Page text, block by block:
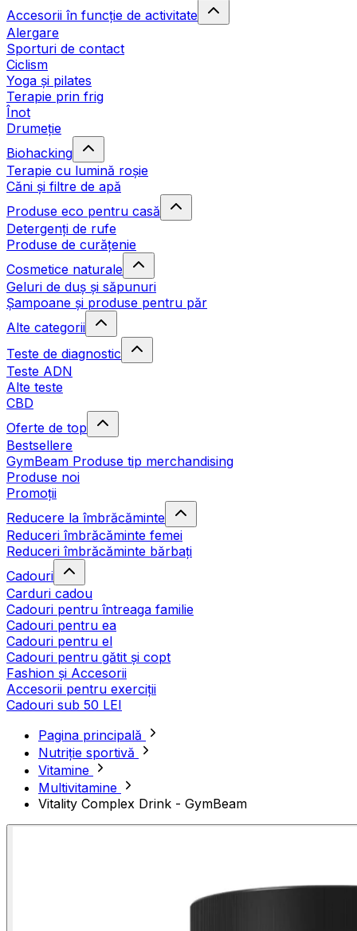
Accesorii în funcție de activitate
Alergare
Sporturi de contact
Ciclism
Yoga și pilates
Terapie prin frig
Înot
Drumeție
Biohacking
Terapie cu lumină roșie
Căni și filtre de apă
Produse eco pentru casă
Detergenți de rufe
Produse de curățenie
Cosmetice naturale
Geluri de duș și săpunuri
Șampoane și produse pentru păr
Alte categorii
Teste de diagnostic
Teste ADN
Alte teste
CBD
Oferte de top
Bestsellere
GymBeam Produse tip merchandising
Produse noi
Promoții
Reducere la îmbrăcăminte
Reduceri îmbrăcăminte femei
Reduceri îmbrăcăminte bărbați
Cadouri
Carduri cadou
Cadouri pentru întreaga familie
Cadouri pentru ea
Cadouri pentru el
Cadouri pentru gătit și copt
Fashion și Accesorii
Accesorii pentru exerciții
Cadouri sub 50 LEI
Pagina principală
Nutriție sportivă
Vitamine
Multivitamine
Vitality Complex Drink - GymBeam